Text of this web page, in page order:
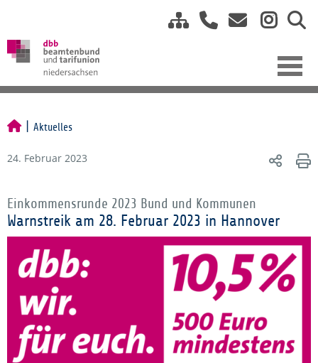
Aktuelles
24. Februar 2023
Einkommensrunde 2023 Bund und Kommunen
Warnstreik am 28. Februar 2023 in Hannover